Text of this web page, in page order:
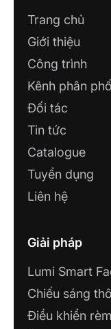
Trang chủ
Giới thiệu
Công trình
Kênh phân
Đối tác
Tin tức
Catalogue
Tuyển dụng
Liên hệ
Giải pháp
Lumi Smart
Chiếu sáng
Điều khiển